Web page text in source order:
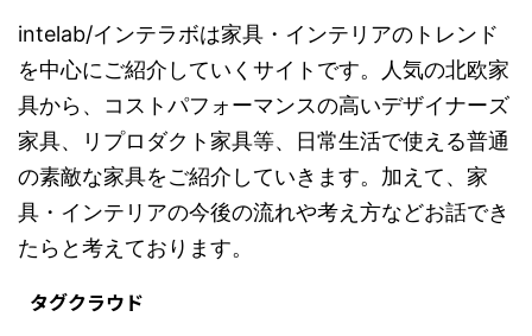
intelab/インテラボは家具・インテリアのトレンド
を中心にご紹介していくサイトです。人気の北欧家
具から、コストパフォーマンスの高いデザイナーズ
家具、リプロダクト家具等、日常生活で使える普通
の素敵な家具をご紹介していきます。加えて、家
具・インテリアの今後の流れや考え方などお話でき
たらと考えております。
タグクラウド